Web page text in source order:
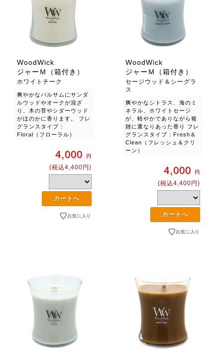
WoodWick
ジャーＭ（箱付き）
ホワイトチーク
爽やかなバルサムにサンダ
ルウッドやオークが混ざ
り、木の苔やシダーウッド
がほのかに香ります。 フレ
グランスタイプ：
Floral（フローラル）
4,000 円
(税込4,400円)
WoodWick
ジャーＭ（箱付き）
セージウッド＆シーグラ
ス
爽やかなシトラス、海のミ
ネラル、ホワイトセージ
が、軽やかでありながら複
雑に重なりあった香り フレ
グランスタイプ：Fresh＆
Clean（フレッシュ＆クリ
ーン）
4,000 円
(税込4,400円)